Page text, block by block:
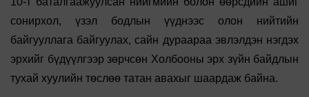
сонирхол, үзэл бодлын үүднээс олон нийтийн
байгууллага байгуулах, сайн дураараа эвлэлдэн нэгдэх
эрхийг бүдүүлгээр зөрчсөн Холбооны эрх зүйн байдлын
тухай хуулийн төслөө татан авахыг шаардаж байна.